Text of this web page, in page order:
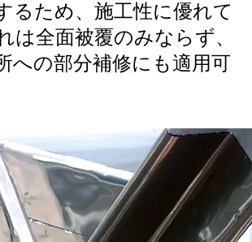
るため、施工性に優れて
は全面被覆のみならず、
への部分補修にも適用可